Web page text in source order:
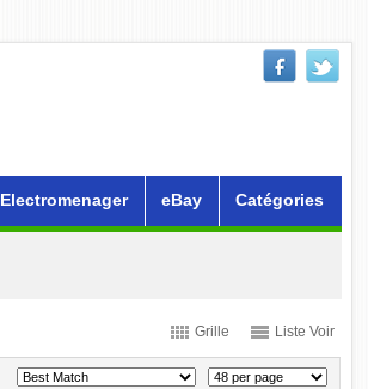
Electromenager eBay Catégories
Grille Liste Voir